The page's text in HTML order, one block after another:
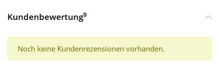
Kundenbewertung9
Noch keine Kundenrezensionen vorhanden.